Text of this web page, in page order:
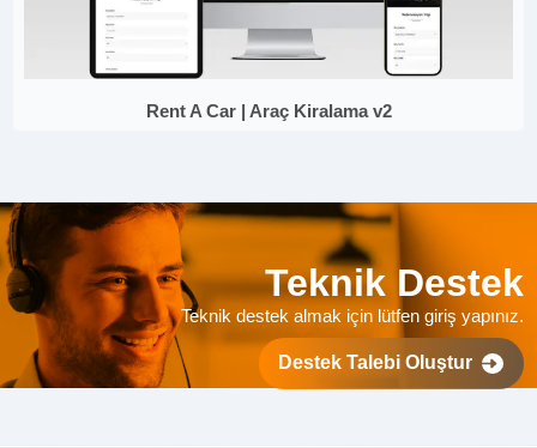
Rent A Car | Araç Kiralama v2
Teknik Destek
Teknik destek almak için lütfen giriş yapınız.
Destek Talebi Oluştur